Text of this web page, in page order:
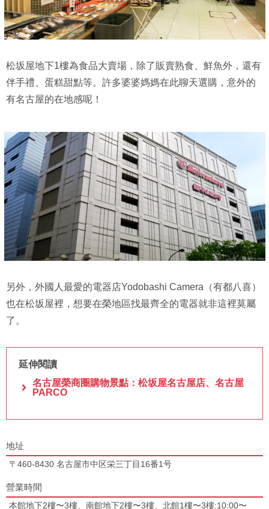
松坂屋地下1樓為食品大賣場，除了販賣熟食、鮮魚外，還有
伴手禮、蛋糕甜點等。許多婆婆媽媽在此聊天選購，意外的
有名古屋的在地感呢！
另外，外國人最愛的電器店Yodobashi Camera（有都八喜）
也在松坂屋裡，想要在榮地區找最齊全的電器就非這裡莫屬
了。
延伸閱讀
名古屋榮商圈購物景點：松坂屋名古屋店、名古屋
PARCO
地址
〒460-8430 名古屋市中区栄三丁目16番1号
營業時間
本館地下2樓〜3樓、南館地下2樓〜3樓、北館1樓〜3樓:10:00〜